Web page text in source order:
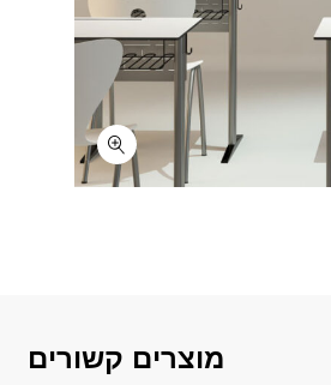
מוצרים קשורים